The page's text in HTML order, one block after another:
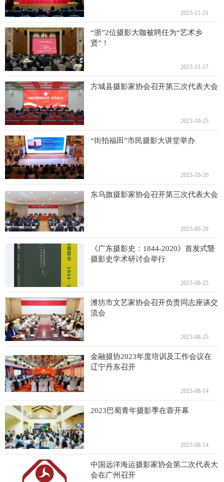
2023-11-21
“浙”2位摄影大咖被聘任为“艺术乡
贤”！
2023-11-17
方城县摄影家协会召开第三次代表大会
2023-10-25
“街拍福田”市民摄影大讲堂举办
2023-10-20
东乌旗摄影家协会召开第三次代表大会
2023-09-28
《广东摄影史：1844-2020》首发式暨
摄影史学术研讨会举行
2023-08-25
潍坊市文艺家协会召开负责同志座谈交
流会
2023-08-25
金融摄协2023年度培训及工作会议在
辽宁丹东召开
2023-08-14
2023巴蜀青年摄影季在蓉开幕
2023-08-14
中国远洋海运摄影家协会第二次代表大
会在广州召开